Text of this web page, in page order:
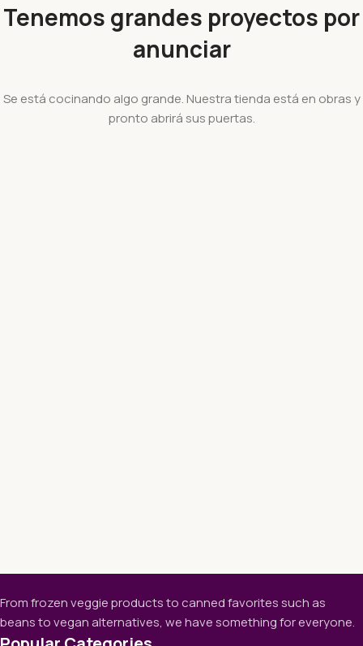
Tenemos grandes proyectos por
anunciar
Se está cocinando algo grande. Nuestra tienda está en obras y
pronto abrirá sus puertas.
From frozen veggie products to canned favorites such as
beans to vegan alternatives, we have something for everyone.